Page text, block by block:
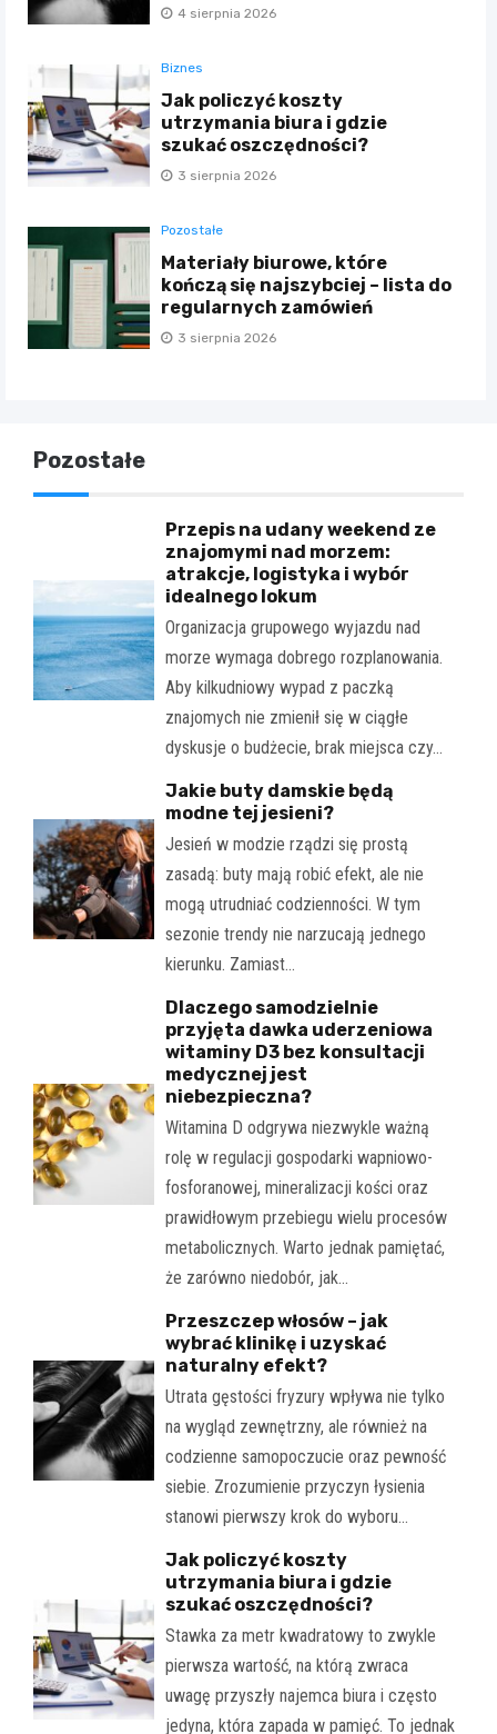
4 sierpnia 2026
Biznes
Jak policzyć koszty
utrzymania biura i gdzie
szukać oszczędności?
3 sierpnia 2026
Pozostałe
Materiały biurowe, które
kończą się najszybciej – lista do
regularnych zamówień
3 sierpnia 2026
Pozostałe
Przepis na udany weekend ze
znajomymi nad morzem:
atrakcje, logistyka i wybór
idealnego lokum
Organizacja grupowego wyjazdu nad
morze wymaga dobrego rozplanowania.
Aby kilkudniowy wypad z paczką
znajomych nie zmienił się w ciągłe
dyskusje o budżecie, brak miejsca czy…
Jakie buty damskie będą
modne tej jesieni?
Jesień w modzie rządzi się prostą
zasadą: buty mają robić efekt, ale nie
mogą utrudniać codzienności. W tym
sezonie trendy nie narzucają jednego
kierunku. Zamiast…
Dlaczego samodzielnie
przyjęta dawka uderzeniowa
witaminy D3 bez konsultacji
medycznej jest
niebezpieczna?
Witamina D odgrywa niezwykle ważną
rolę w regulacji gospodarki wapniowo-
fosforanowej, mineralizacji kości oraz
prawidłowym przebiegu wielu procesów
metabolicznych. Warto jednak pamiętać,
że zarówno niedobór, jak…
Przeszczep włosów – jak
wybrać klinikę i uzyskać
naturalny efekt?
Utrata gęstości fryzury wpływa nie tylko
na wygląd zewnętrzny, ale również na
codzienne samopoczucie oraz pewność
siebie. Zrozumienie przyczyn łysienia
stanowi pierwszy krok do wyboru…
Jak policzyć koszty
utrzymania biura i gdzie
szukać oszczędności?
Stawka za metr kwadratowy to zwykle
pierwsza wartość, na którą zwraca
uwagę przyszły najemca biura i często
jedyna, która zapada w pamięć. To jednak